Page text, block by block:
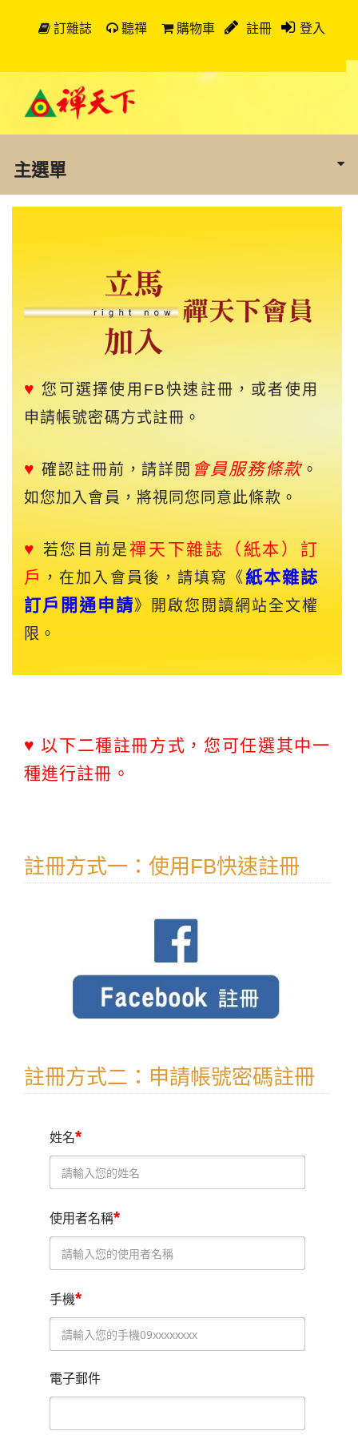
訂雜誌 聽禪 購物車 註冊 登入
主選單
♥ 您可選擇使用FB快速註冊，或者使用
申請帳號密碼方式註冊。
♥ 確認註冊前，請詳閱 會員服務條款。
如您加入會員，將視同您同意此條款。
♥ 若您目前是禪天下雜誌（紙本）訂
戶 ，在加入會員後，請填寫《紙本雜誌
訂戶開通申請》開啟您閱讀網站全文權
限。
♥ 以下二種註冊方式，您可任選其中一
種進行註冊。
註冊方式一：使用FB快速註冊
註冊方式二：申請帳號密碼註冊
姓名*
使用者名稱*
手機*
電子郵件